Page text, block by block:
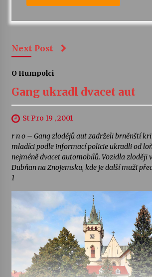
Next Post
O Humpolci
Gang ukradl dvacet aut
St Pro 19 , 2001
r n o – Gang zlodějů aut zadrželi brněnští
mladíci podle informací policie ukradli od
nejméně dvacet automobilů. Vozidla zloději
Dubňan na Znojemsku, kde je další muži
1